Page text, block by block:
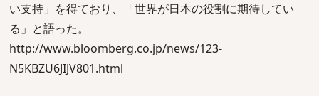
い支持」を得ており、「世界が日本の役割に期待してい
る」と語った。
http://www.bloomberg.co.jp/news/123-
N5KBZU6JIJV801.html